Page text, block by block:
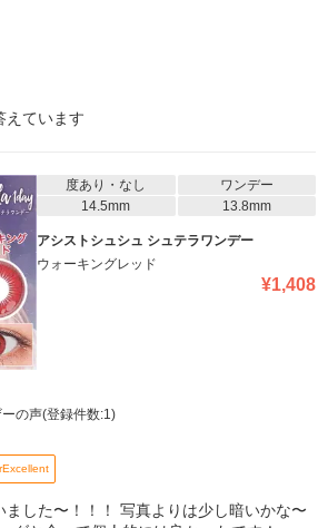
えています
度あり・なし
ワンデー
14.5mm
13.8mm
アシストシュシュ シュテラワンデー
ウォーキングレッド
¥1,408
の声(登録件数:1)
ました〜！！！ 写真よりは少し暗いかな〜